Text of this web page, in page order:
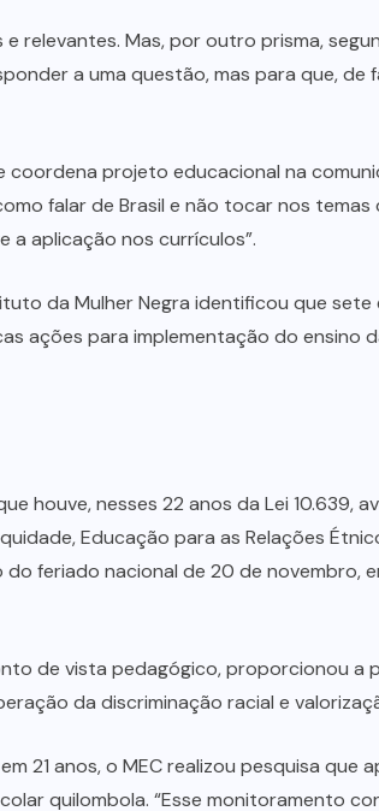
relevantes. Mas, por outro prisma,
a uma questão, mas para que,
projeto educacional na
falar de Brasil e não tocar nos
a aplicação nos currículos”.
da Mulher Negra identificou que
ações para implementação do ensino
houve, nesses 22 anos da Lei 10.639,
Educação para as Relações
feriado nacional de 20 de novembro,
de vista pedagógico, proporcionou a
da discriminação racial e
21 anos, o MEC realizou pesquisa
quilombola. “Esse monitoramento